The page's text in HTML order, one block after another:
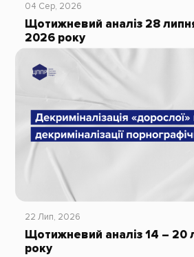
04 Сер, 2026
Щотижневий аналіз 28
2026 року
22 Лип, 2026
Щотижневий аналіз 14 – 20
року